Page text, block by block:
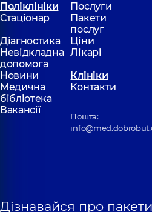
Поліклініки
Послуги
Стаціонар
Пакети
послуг
Діагностика
Ціни
Невідкладна
допомога
Лікарі
Новини
Клініки
Медична
бібліотека
Контакти
Вакансії
Пошта:
Дізнавайся про